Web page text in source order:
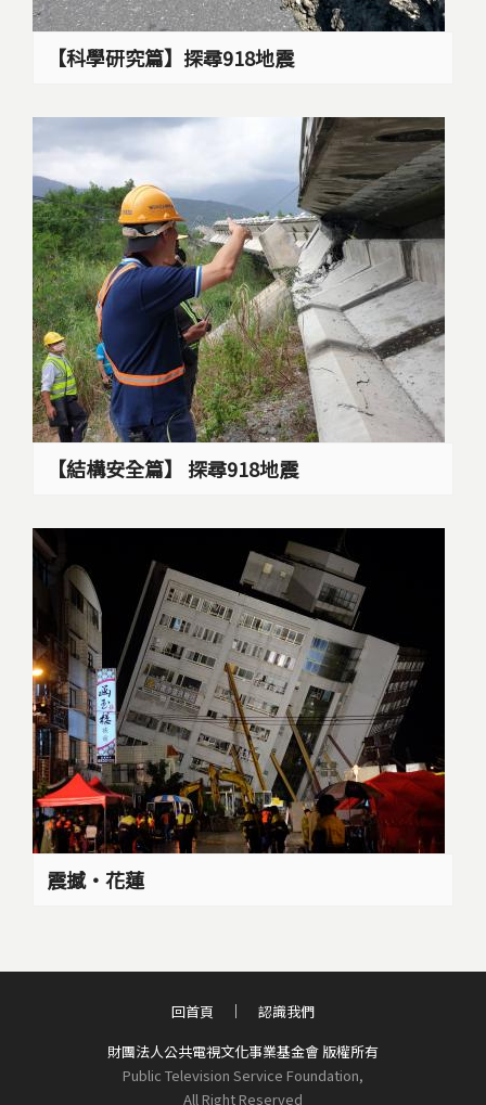
【科學研究篇】探尋918地震
【結構安全篇】 探尋918地震
震撼‧花蓮
財團法人公共電視文化事業基金會 版權所有
Public Television Service Foundation,
All Right Reserved
回首頁 認識我們